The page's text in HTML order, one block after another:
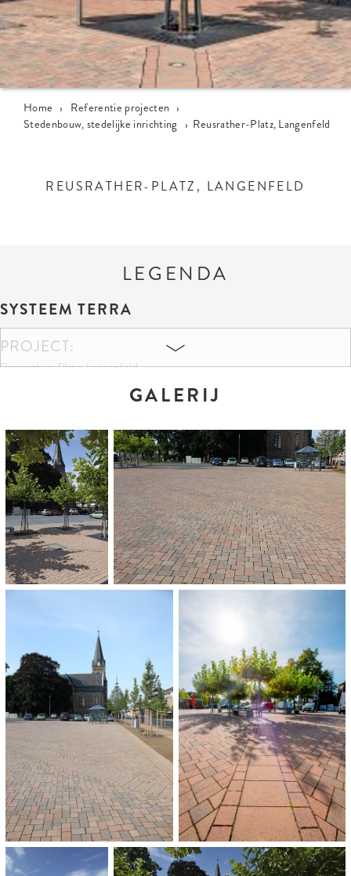
Home › Referentie projecten ›
Stedenbouw, stedelijke inrichting › Reusrather-Platz, Langenfeld
REUSRATHER-PLATZ, LANGENFELD
LEGENDA
SYSTEEM TERRA
PROJECT:
Reusrather-Platz, Langenfeld
KLEUREN EN FORMATEN:
Terra-braun-rot changierend
12,5 x 12,5 x 10 cm
18,75 x 12,5 x 10 cm
ARCHITECT:
Czock Ingenieure Planungsgesellschaft mbH, Düsseldorf
OPDRACHTGEVER:
Stadt Langenfeld
HOEVEELHEID:
4.000 m²
OPLEVERING:
2009
CATEGORIE:
Stedenbouw, stedelijke inrichting
Pleinen en promenades
GALERIJ